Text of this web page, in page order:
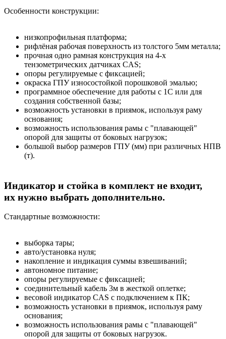
Особенности конструкции:
низкопрофильная платформа;
рифлёная рабочая поверхность из толстого 5мм металла;
прочная одно рамная конструкция на 4-х
тензометрических датчиках CAS;
опоры регулируемые с фиксацией;
окраска ГПУ износостойкой порошковой эмалью;
программное обеспечение для работы с 1С или для
создания собственной базы;
возможность установки в приямок, используя раму
основания;
возможность использования рамы с "плавающей"
опорой для защиты от боковых нагрузок;
большой выбор размеров ГПУ (мм) при различных НПВ
(т).
Индикатор и стойка в комплект не входит,
их нужно выбрать дополнительно.
Стандартные возможности:
выборка тары;
авто/установка нуля;
накопление и индикация суммы взвешиваний;
автономное питание;
опоры регулируемые с фиксацией;
соединительный кабель 3м в жесткой оплетке;
весовой индикатор CAS с подключением к ПК;
возможность установки в приямок, используя раму
основания;
возможность использования рамы с "плавающей"
опорой для защиты от боковых нагрузок.